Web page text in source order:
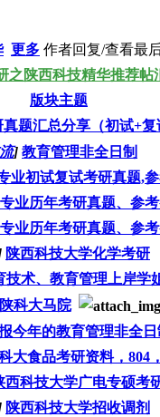
更多 作者回复/查看最
之陕西科技精华推荐帖
版块主题
题汇总分享（初试+复
] 教育管理非全日制
业初试复试考研真题,
业历年考研真题、参
业历年考研真题、参
陕西科技大学化学考研
技术、教育管理上岸学
陕科大马院
今年的教育管理非全日
大食品考研资料，804
西科技大学广电专硕考
陕西科技大学招收调剂